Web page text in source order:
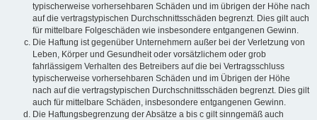
typischerweise vorhersehbaren Schäden und im übrigen der Höhe nach
auf die vertragstypischen Durchschnittsschäden begrenzt. Dies gilt auch
für mittelbare Folgeschäden wie insbesondere entgangenen Gewinn.
Die Haftung ist gegenüber Unternehmern außer bei der Verletzung von
Leben, Körper und Gesundheit oder vorsätzlichem oder grob
fahrlässigem Verhalten des Betreibers auf die bei Vertragsschluss
typischerweise vorhersehbaren Schäden und im Übrigen der Höhe
nach auf die vertragstypischen Durchschnittsschäden begrenzt. Dies gilt
auch für mittelbare Schäden, insbesondere entgangenen Gewinn.
Die Haftungsbegrenzung der Absätze a bis c gilt sinngemäß auch